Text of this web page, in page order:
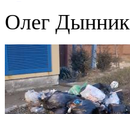
Олег Дынник